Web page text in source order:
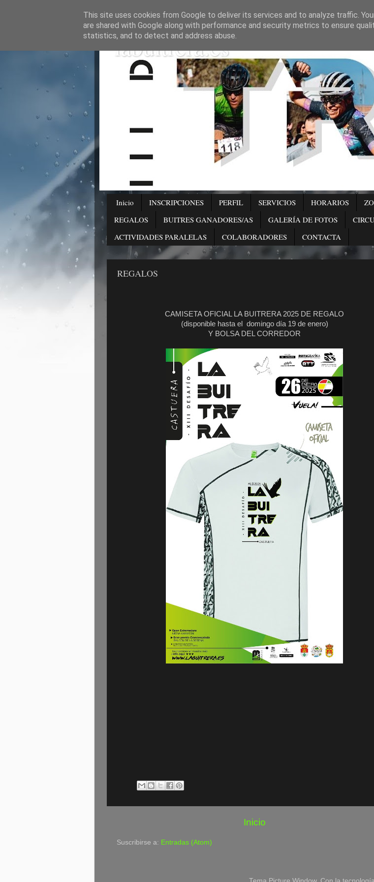
labuitrera.es
Inicio INSCRIPCIONES PERFIL SERVICIOS HORARIOS
REGALOS
BUITRES GANADORES/AS GALERÍA DE FOTOS
ACTIVIDADES PARALELAS
COLABORADORES CONTACTA
REGALOS
CAMISETA OFICIAL LA BUITRERA 2025 DE REGALO
(disponible hasta el domingo día 19 de enero)
Y BOLSA DEL CORREDOR
Inicio
Suscribirse a: Entradas (Atom)
This site uses cookies from Google to deliver its services and to analyze traffic.
are shared with Google along with performance and security metrics to ensure
statistics, and to detect and address abuse.